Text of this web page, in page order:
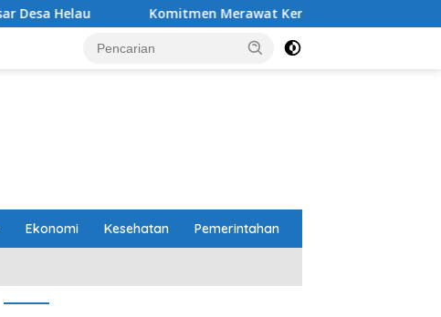
Komitmen Merawat Kerukunan Beragama, Bupati Radityo Egi
Ekonomi Kesehatan Pemerintahan